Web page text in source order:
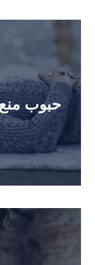
حبوب